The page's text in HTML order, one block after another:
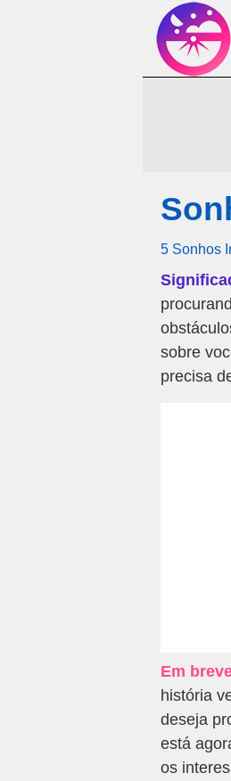
5 Sonhos
sobre
precisa
Em
história
deseja
está
os